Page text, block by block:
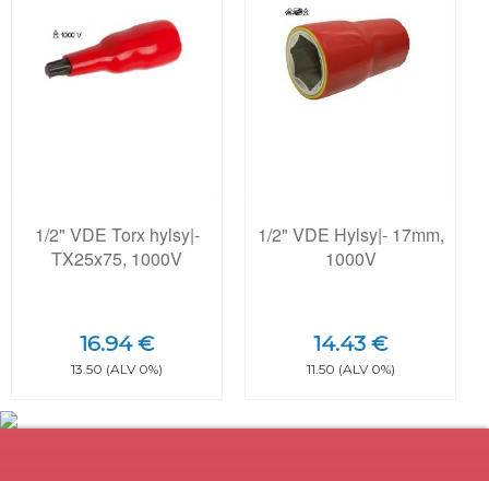
1/2" VDE Torx hylsy|-
TX25x75, 1000V
16.94 €
13.50 (ALV 0%)
1/2" VDE Hylsy|- 17mm,
1000V
14.43 €
11.50 (ALV 0%)